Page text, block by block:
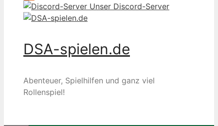
Feed
Unser Discord-Server
DSA-spielen.de
Abenteuer, Spielhilfen und ganz viel
Rollenspiel!